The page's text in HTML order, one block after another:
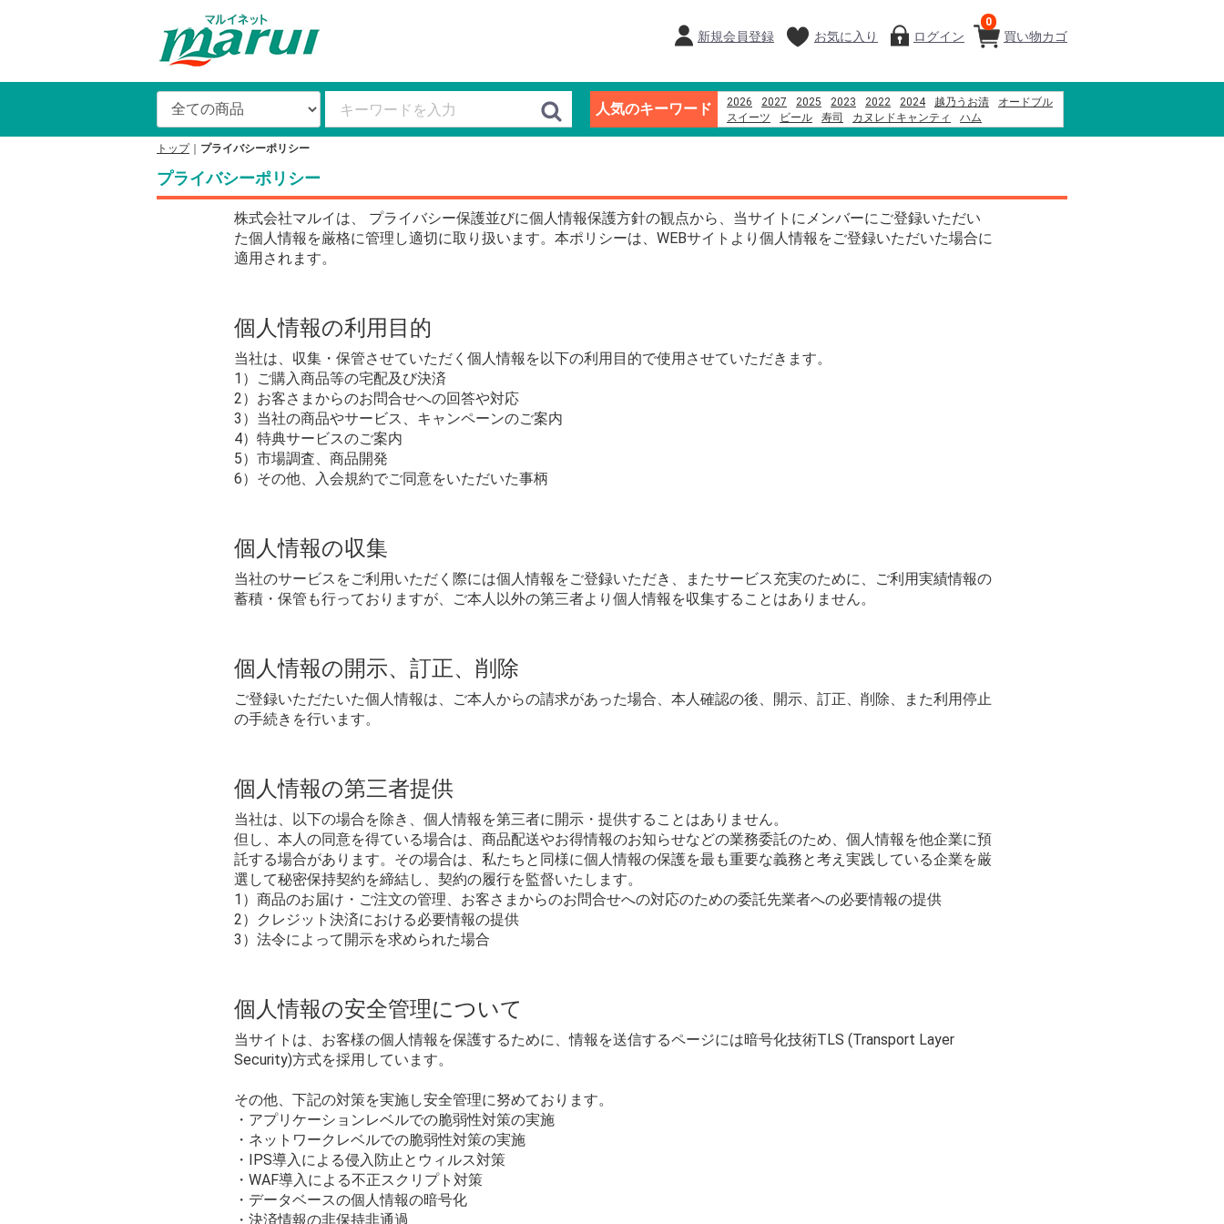
買い物カゴ
0
新規会員登録 お気に入り ログイン
人気のキーワード 2026 2027 2025 2023 2022 2024 越乃うお清
オードブル
スイーツ
ビール 寿司 カヌレドキャンティ
ハム
トップ プライバシーポリシー
プライバシーポリシー
株式会社マルイは、 プライバシー保護並びに個人情報保護方針の観点から、当サイトにメンバーにご登録いただい
た個人情報を厳格に管理し適切に取り扱います。本ポリシーは、WEBサイトより個人情報をご登録いただいた場合に
適用されます。
個人情報の利用目的
当社は、収集・保管させていただく個人情報を以下の利用目的で使用させていただきます。
1）ご購入商品等の宅配及び決済
2）お客さまからのお問合せへの回答や対応
3）当社の商品やサービス、キャンペーンのご案内
4）特典サービスのご案内
5）市場調査、商品開発
6）その他、入会規約でご同意をいただいた事柄
個人情報の収集
当社のサービスをご利用いただく際には個人情報をご登録いただき、またサービス充実のために、ご利用実績情報の
蓄積・保管も行っておりますが、ご本人以外の第三者より個人情報を収集することはありません。
個人情報の開示、訂正、削除
ご登録いただたいた個人情報は、ご本人からの請求があった場合、本人確認の後、開示、訂正、削除、また利用停止
の手続きを行います。
個人情報の第三者提供
当社は、以下の場合を除き、個人情報を第三者に開示・提供することはありません。
但し、本人の同意を得ている場合は、商品配送やお得情報のお知らせなどの業務委託のため、個人情報を他企業に預
託する場合があります。その場合は、私たちと同様に個人情報の保護を最も重要な義務と考え実践している企業を厳
選して秘密保持契約を締結し、契約の履行を監督いたします。
1）商品のお届け・ご注文の管理、お客さまからのお問合せへの対応のための委託先業者への必要情報の提供
2）クレジット決済における必要情報の提供
3）法令によって開示を求められた場合
個人情報の安全管理について
当サイトは、お客様の個人情報を保護するために、情報を送信するページには暗号化技術TLS (Transport Layer
Security)方式を採用しています。
その他、下記の対策を実施し安全管理に努めております。
・アプリケーションレベルでの脆弱性対策の実施
・ネットワークレベルでの脆弱性対策の実施
・IPS導入による侵入防止とウィルス対策
・WAF導入による不正スクリプト対策
・データベースの個人情報の暗号化
・決済情報の非保持非通過